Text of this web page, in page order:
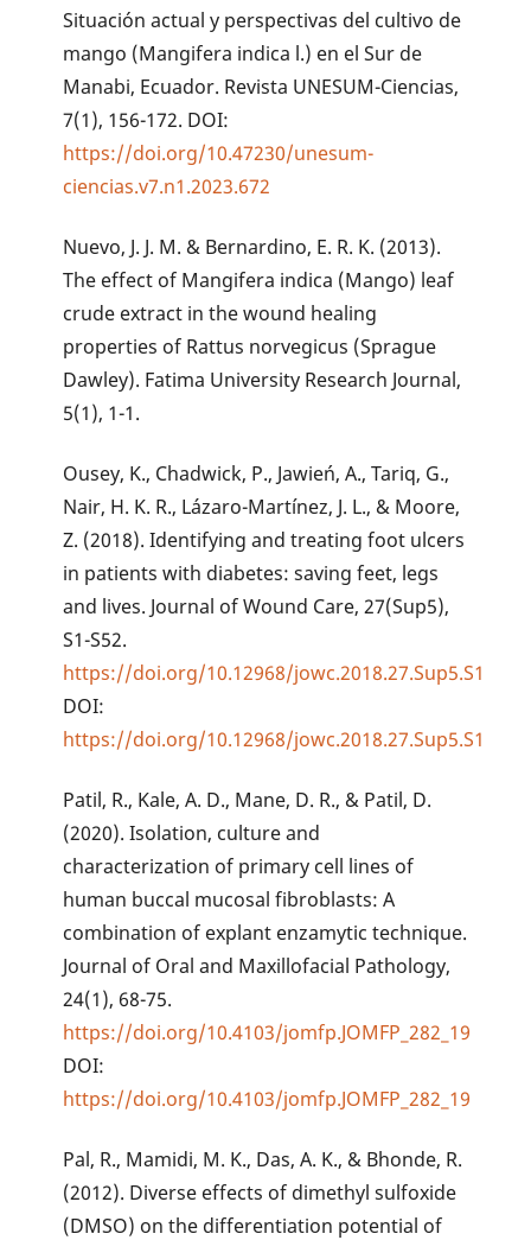
Situación actual y perspectivas del cultivo de
mango (Mangifera indica l.) en el Sur de
Manabi, Ecuador. Revista UNESUM-Ciencias,
7(1), 156-172. DOI:
https://doi.org/10.47230/unesum-
ciencias.v7.n1.2023.672
Nuevo, J. J. M. & Bernardino, E. R. K. (2013).
The effect of Mangifera indica (Mango) leaf
crude extract in the wound healing
properties of Rattus norvegicus (Sprague
Dawley). Fatima University Research Journal,
5(1), 1-1.
Ousey, K., Chadwick, P., Jawień, A., Tariq, G.,
Nair, H. K. R., Lázaro-Martínez, J. L., & Moore,
Z. (2018). Identifying and treating foot ulcers
in patients with diabetes: saving feet, legs
and lives. Journal of Wound Care, 27(Sup5),
S1-S52.
https://doi.org/10.12968/jowc.2018.27.Sup5.S1
DOI:
https://doi.org/10.12968/jowc.2018.27.Sup5.S1
Patil, R., Kale, A. D., Mane, D. R., & Patil, D.
(2020). Isolation, culture and
characterization of primary cell lines of
human buccal mucosal fibroblasts: A
combination of explant enzamytic technique.
Journal of Oral and Maxillofacial Pathology,
24(1), 68-75.
https://doi.org/10.4103/jomfp.JOMFP_282_19
DOI:
https://doi.org/10.4103/jomfp.JOMFP_282_19
Pal, R., Mamidi, M. K., Das, A. K., & Bhonde, R.
(2012). Diverse effects of dimethyl sulfoxide
(DMSO) on the differentiation potential of